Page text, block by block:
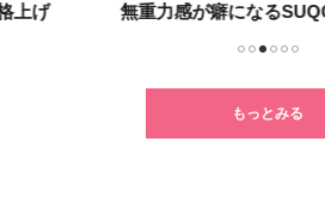
無重力感が癖になる
もっとみる